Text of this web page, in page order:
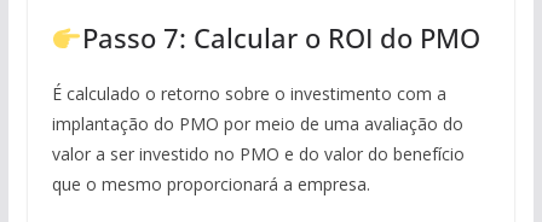
Passo 7: Calcular o ROI do PMO
É calculado o retorno sobre o investimento com a
implantação do PMO por meio de uma avaliação do
valor a ser investido no PMO e do valor do benefício
que o mesmo proporcionará a empresa.